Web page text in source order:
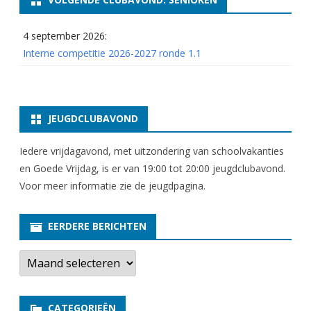
n
4 september 2026:
Interne competitie 2026-2027 ronde 1.1
JEUGDCLUBAVOND
Iedere vrijdagavond, met uitzondering van schoolvakanties
en Goede Vrijdag, is er van 19:00 tot 20:00 jeugdclubavond.
Voor meer informatie zie de jeugdpagina.
EERDERE BERICHTEN
E
r
e
CATEGORIEËN